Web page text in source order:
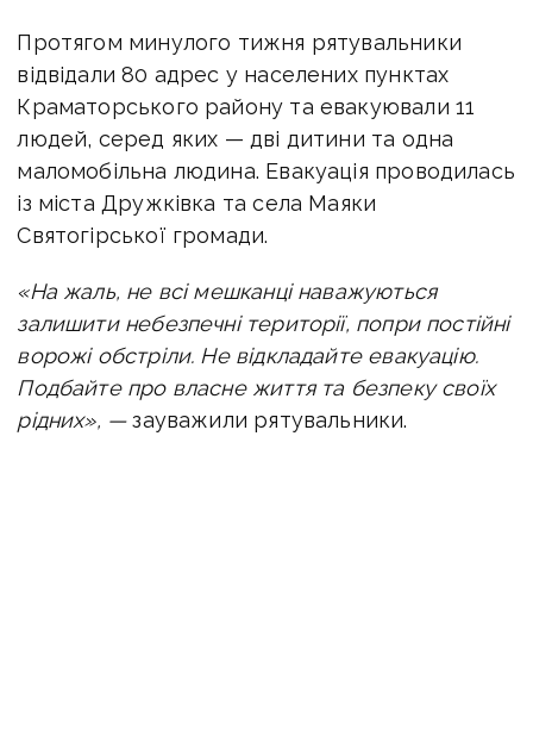
Протягом минулого тижня рятувальники
відвідали 80 адрес у населених пунктах
Краматорського району та евакуювали 11
людей, серед яких — дві дитини та одна
маломобільна людина. Евакуація проводилась
із міста Дружківка та села Маяки
Святогірської громади.
«На жаль, не всі мешканці наважуються
залишити небезпечні території, попри постійні
ворожі обстріли. Не відкладайте евакуацію.
Подбайте про власне життя та безпеку своїх
рідних», —зауважили рятувальники.